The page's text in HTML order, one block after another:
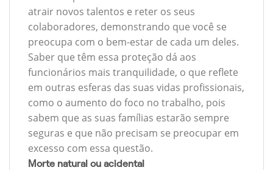
atrair novos talentos e reter os seus
colaboradores, demonstrando que você se
preocupa com o bem-estar de cada um deles.
Saber que têm essa proteção dá aos
funcionários mais tranquilidade, o que reflete
em outras esferas das suas vidas profissionais,
como o aumento do foco no trabalho, pois
sabem que as suas famílias estarão sempre
seguras e que não precisam se preocupar em
excesso com essa questão.
Morte natural ou acidental